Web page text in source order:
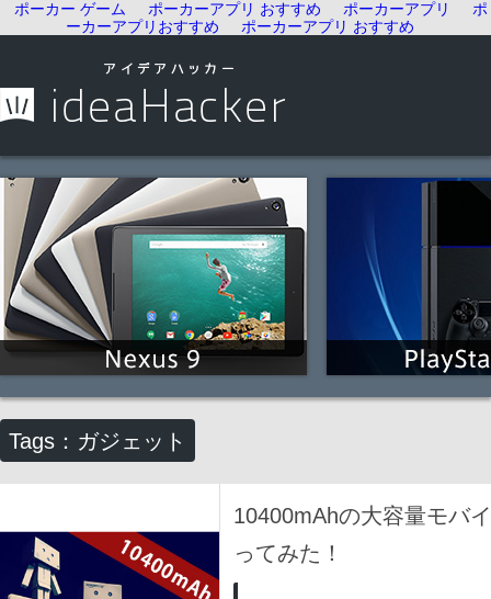
ポーカー ゲーム ポーカーアプリ おすすめ ポーカーアプリ
ポ
ーカーアプリおすすめ
ポーカーアプリ おすすめ
Tags：ガジェット
10400mAhの大容量モバ
ってみた！